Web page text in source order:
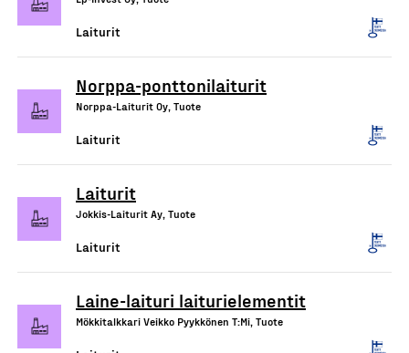
Laiturit
Norppa-ponttonilaiturit
Norppa-Laiturit Oy, Tuote
Laiturit
Laiturit
Jokkis-Laiturit Ay, Tuote
Laiturit
Laine-laituri laiturielementit
Mökkitalkkari Veikko Pyykkönen T:Mi, Tuote